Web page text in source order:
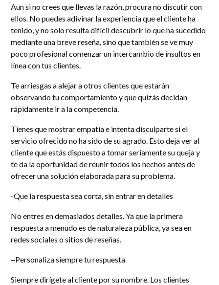
Aun si no crees que llevas la razón, procura no discutir con
ellos. No puedes adivinar la experiencia que el cliente ha
tenido, y no solo resulta difícil descubrir lo que ha sucedido
mediante una breve reseña, sino que también se ve muy
poco profesional comenzar un intercambio de insultos en
línea con tus clientes.
Te arriesgas a alejar a otros clientes que estarán
observando tu comportamiento y que quizás decidan
rápidamente ir a la competencia.
Tienes que mostrar empatía e intenta disculparte si el
servicio ofrecido no ha sido de su agrado. Esto deja ver al
cliente que estás dispuesto a tomar seriamente su queja y
te da la oportunidad de reunir todos los hechos antes de
ofrecer una solución elaborada para su problema.
-Que la respuesta sea corta, sin entrar en detalles
No entres en demasiados detalles. Ya que la primera
respuesta a menudo es de naturaleza pública, ya sea en
redes sociales o sitios de reseñas.
–Personaliza siempre tu respuesta
Siempre dirígete al cliente por su nombre. Los clientes